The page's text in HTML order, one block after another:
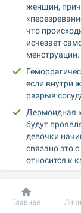
женщин,
что
исчезает
менструации.
если внутри
разрыв
Дермоидная
будут
девочки
связано это
относится к
желтого
Добробут
Главная